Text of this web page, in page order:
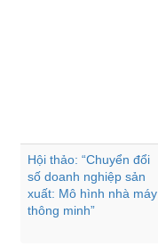
Hội thảo: “Chuyển đổi
số doanh nghiệp sản
xuất: Mô hình nhà máy
thông minh”